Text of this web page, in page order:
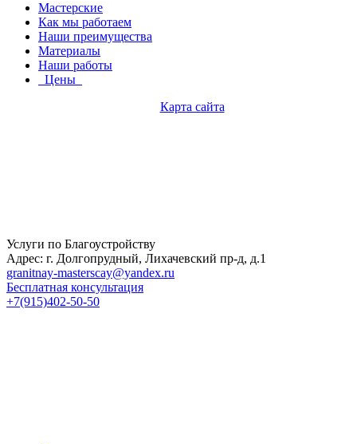
Мастерские
Как мы работаем
Наши преимущества
Материалы
Наши работы
Цены
Карта сайта
Услуги по Благоустройству
Адрес: г. Долгопрудный, Лихачевский пр-д, д.1
granitnay-masterscay@yandex.ru
Бесплатная консультация
+7(915)402-50-50